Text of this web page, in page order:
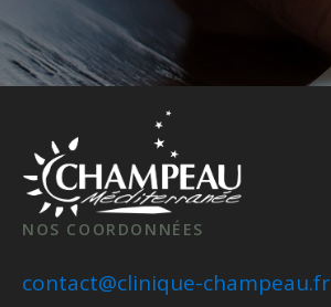
NOS COORDONNÉES
contact@clinique-champeau.fr